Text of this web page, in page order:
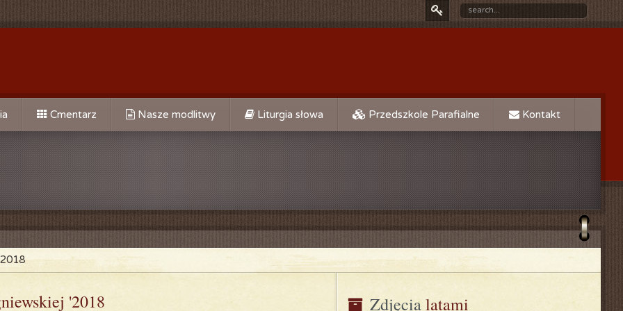
Cmentarz Nasze modlitwy
Do MB Nieustającej Pomocy
Liturgia słowa Przedszkole Parafialne Kontakt
'2018 Zdjęcia latami